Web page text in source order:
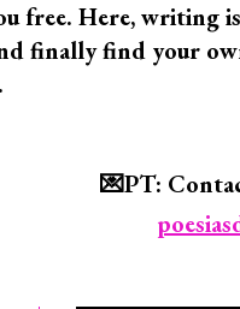
free. Here, writing
finally find your
💌PT: